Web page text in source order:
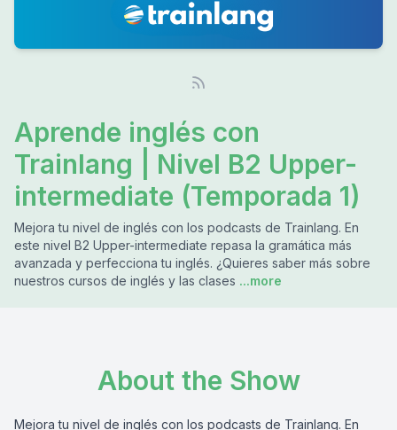
Aprende inglés con
Trainlang | Nivel B2 Upper-
intermediate (Temporada 1)
Mejora tu nivel de inglés con los podcasts de Trainlang. En
este nivel B2 Upper-intermediate repasa la gramática más
avanzada y perfecciona tu inglés. ¿Quieres saber más sobre
nuestros cursos de inglés y las clases ...more
About the Show
Mejora tu nivel de inglés con los podcasts de Trainlang. En